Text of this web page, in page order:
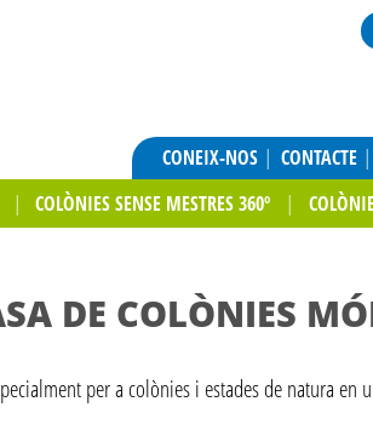
CONEIX-NOS CONTACTE
COLÒNIES SENSE MESTRES 360º
DE COLÒNIES
per a colònies i estades de natura